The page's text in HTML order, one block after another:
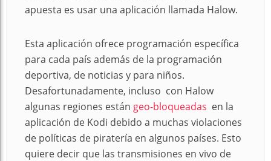
apuesta es usar una aplicación llamada Halow.
Esta aplicación ofrece programación específica
para cada país además de la programación
deportiva, de noticias y para niños.
Desafortunadamente, incluso con Halow
algunas regiones están geo-bloqueadas en la
aplicación de Kodi debido a muchas violaciones
de políticas de piratería en algunos países. Esto
quiere decir que las transmisiones en vivo de